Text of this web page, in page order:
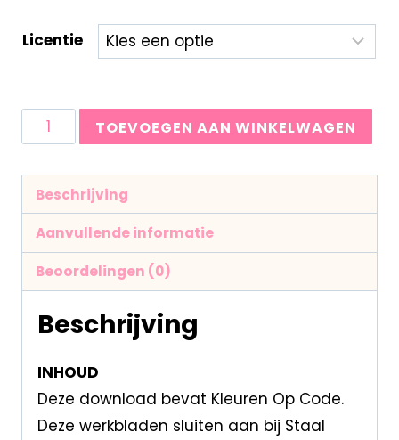
Licentie
TOEVOEGEN AAN WINKELWAGEN
Beschrijving
Aanvullende informatie
Beoordelingen (0)
Beschrijving
INHOUD
Deze download bevat Kleuren Op Code.
Deze werkbladen sluiten aan bij Staal